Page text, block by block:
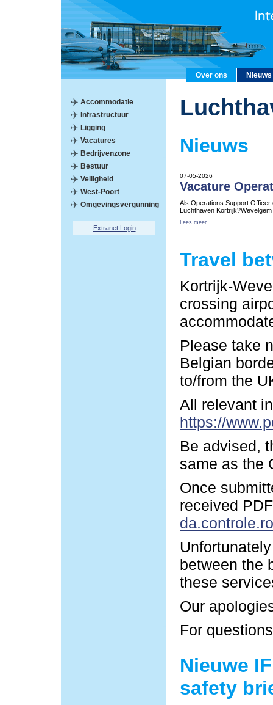
Over ons Nieuws
Accommodatie
Infrastructuur
Ligging
Vacatures
Bedrijvenzone
Bestuur
Veiligheid
West-Poort
Omgevingsvergunning
Extranet Login
Nieuws
07-05-2026
Vacature
Als Operations Support Officer
Luchthaven
Lees meer...
Travel
Kortrijk-
crossing
Please take
Belgian
to/from the
All relevant
https://
Be advised,
same as the
Once
received
between the
these
Our
For
Nieuwe
safety